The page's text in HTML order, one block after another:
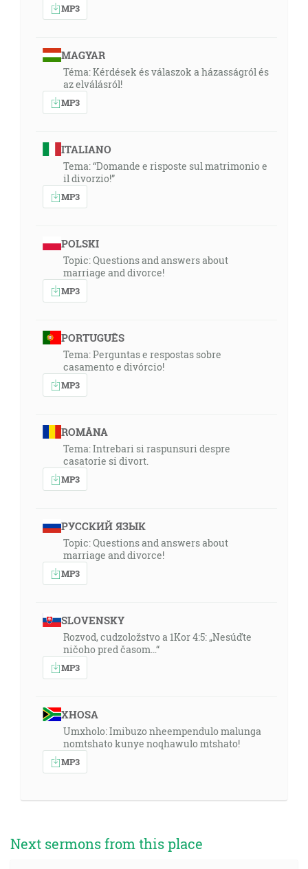
MP3
MAGYAR
Téma: Kérdések és válaszok a házasságról és
az elválásról!
MP3
ITALIANO
Tema: “Domande e risposte sul matrimonio e
il divorzio!”
MP3
POLSKI
Topic: Questions and answers about
marriage and divorce!
MP3
PORTUGUÊS
Tema: Perguntas e respostas sobre
casamento e divórcio!
MP3
ROMÂNA
Tema: Intrebari si raspunsuri despre
casatorie si divort.
MP3
РУССКИЙ ЯЗЫК
Topic: Questions and answers about
marriage and divorce!
MP3
SLOVENSKY
Rozvod, cudzoložstvo a 1Kor 4:5: „Nesúďte
ničoho pred časom…“
MP3
XHOSA
Umxholo: Imibuzo nheempendulo malunga
nomtshato kunye noqhawulo mtshato!
MP3
Next sermons from this place